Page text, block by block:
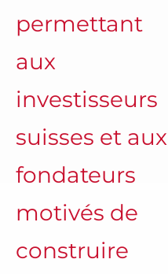
permettant
aux
investisseurs
suisses et aux
fondateurs
motivés de
construire